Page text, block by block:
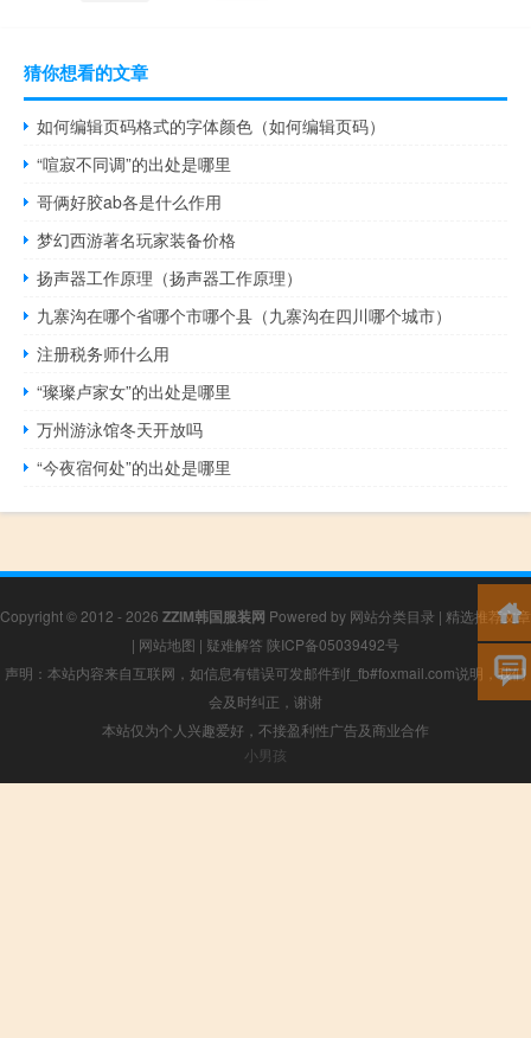
猜你想看的文章
如何编辑页码格式的字体颜色（如何编辑页码）
“喧寂不同调”的出处是哪里
哥俩好胶ab各是什么作用
梦幻西游著名玩家装备价格
扬声器工作原理（扬声器工作原理）
九寨沟在哪个省哪个市哪个县（九寨沟在四川哪个城市）
注册税务师什么用
“璨璨卢家女”的出处是哪里
万州游泳馆冬天开放吗
“今夜宿何处”的出处是哪里
Copyright © 2012 - 2026 ZZIM韩国服装网 Powered by 网站分类目录 | 精选推荐文章
| 网站地图 | 疑难解答 陕ICP备05039492号
声明：本站内容来自互联网，如信息有错误可发邮件到f_fb#foxmail.com说明，我们
会及时纠正，谢谢
本站仅为个人兴趣爱好，不接盈利性广告及商业合作
小男孩